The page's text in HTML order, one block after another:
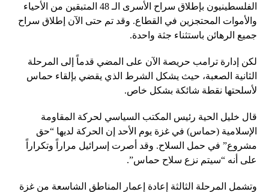
الفلسطينيون بإطلاق سراح الأسرى الـ 48 المتبقين من الأحياء
والأموات المحتجزين في القطاع. وقد تم حتى الآن إطلاق سراح
جميع الرهائن باستثناء جثة واحدة.
لكن إدارة ترامب حريصة الآن على المضي قدماً إلى المرحلة
الثانية الصعبة، حيث يشكل الشرط الذي يقضي بإلقاء حماس
لأسلحتها نقطة شائكة بشكل خاص.
قال خليل الحية رئيس المكتب السياسي لحركة المقاومة
الإسلامية (حماس) في غزة يوم الأحد إن الحركة لديها “حق
مشروع” في حمل السلاح. وقد أصرت إسرائيل مراراً وتكراراً
على أنه “سيتم نزع سلاح حماس”.
وتشمل المرحلة الثالثة إعادة إعمار المناطق الشاسعة من غزة